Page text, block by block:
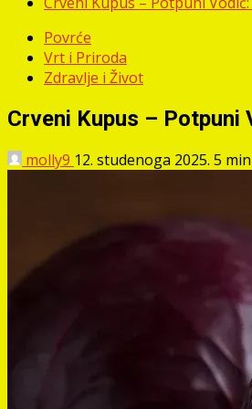
Povrće
Vrt i Priroda
Zdravlje i Život
Crveni Kupus –
molly9 12. studenoga 2025. 5